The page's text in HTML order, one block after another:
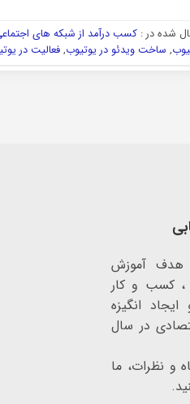
شده در :کسب درآمد از شبکه های
, ساخت ویدئو در یوتیوب,فعالیت در
هدف آموزش
، کسب و کار
انگیزه
در سال
و نظرات، ما